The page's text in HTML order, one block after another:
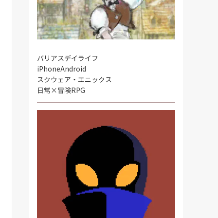
バリアスデイライフ
iPhoneAndroid
スクウェア・エニックス
日常×冒険RPG